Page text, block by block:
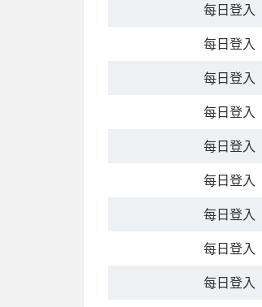
每日登入
每日登入
每日登入
每日登入
每日登入
每日登入
每日登入
每日登入
每日登入